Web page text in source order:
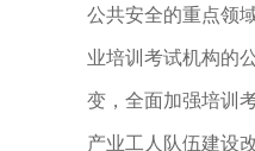
公共安全的重点领
业培训考试机构的
变，全面加强培训
产业工人队伍建设